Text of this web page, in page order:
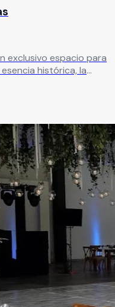
exclusivo espacio para
histórica, la
aniversarios,
y reuniones
sofisticada y llena de
diseñado
de cada